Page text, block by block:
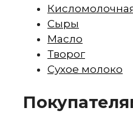
Сыры
Масло
Творог
Сухое молоко